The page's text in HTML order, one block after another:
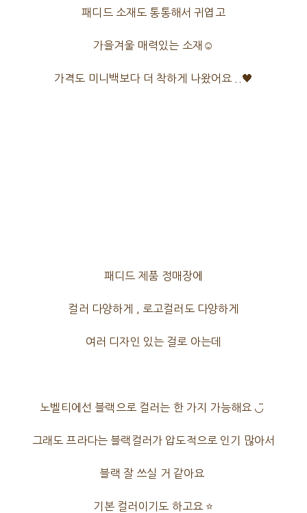
패디드 소재도 통통해서 귀엽고
가을겨울 매력있는 소재☺️
가격도 미니백보다 더 착하게 나왔어요 ..🖤
패디드 제품 정매장에
컬러 다양하게 , 로고컬러도 다양하게
여러 디자인 있는 걸로 아는데
노벨티에선 블랙으로 컬러는 한 가지 가능해요 ◡̈
그래도 프라다는 블랙컬러가 압도적으로 인기 많아서
블랙 잘 쓰실 거 같아요
기본 컬러이기도 하고요 ⭐️